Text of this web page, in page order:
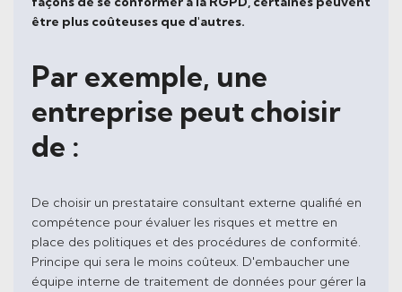
être plus coûteuses que d'autres.
Par exemple, une
entreprise peut choisir
de :
De choisir un prestataire consultant externe qualifié en
compétence pour évaluer les risques et mettre en
place des politiques et des procédures de conformité.
Principe qui sera le moins coûteux. D'embaucher une
équipe interne de traitement de données pour gérer la